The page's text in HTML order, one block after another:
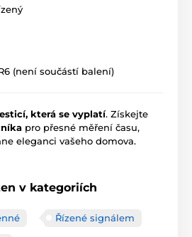
(není součástí balení)
která se vyplatí. Získejte
pro přesné měření času,
eleganci vašeho domova.
v kategoriích
Řízené signálem